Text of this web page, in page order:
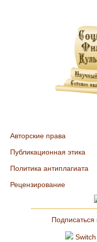
Авторские права
Публикационная этика
Политика антиплагиата
Рецензирование